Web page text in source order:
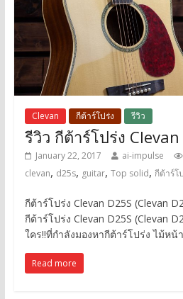
Clevan กีต้าร์โปร่ง รีวิว
รีวิว กีต้าร์โปร่ง
January 22, 2017 ai-impulse
clevan, d25s, guitar, Top solid, กีต้าร์โ
กีต้าร์โปร่ง Clevan D25S (Clevan
กีต้าร์โปร่ง Clevan D25S (Clevan
ใคร!!ที่กำลังมองหากีต้าร์โปร่ง ไม้ห
Read more